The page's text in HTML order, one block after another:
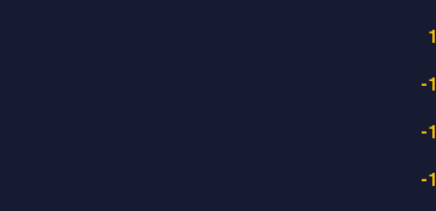
1
-1
-1
-1